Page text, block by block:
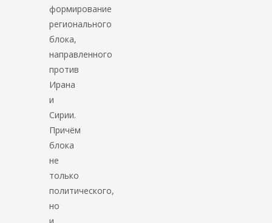
формирование
регионального
блока,
направленного
против
Ирана
и
Сирии.
Причём
блока
не
только
политического,
но